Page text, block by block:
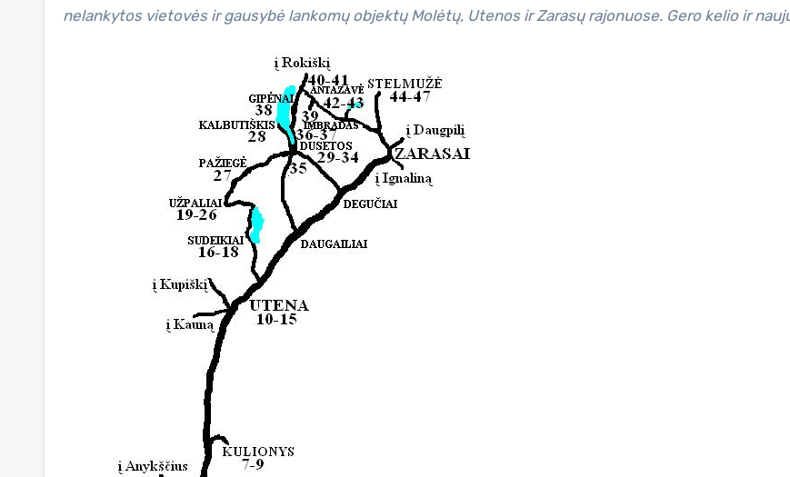
nelankytos vietovės ir gausybė lankomų objektų Molėtų, Utenos ir Zarasų rajonuose. Gero kelio ir